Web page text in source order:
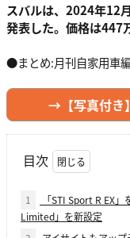
スバルは、2024年12
発表した。価格は447
●まとめ:月刊自家用車
→【写真付き
目次
1
「STI Sport R EX
Limited」を新設定